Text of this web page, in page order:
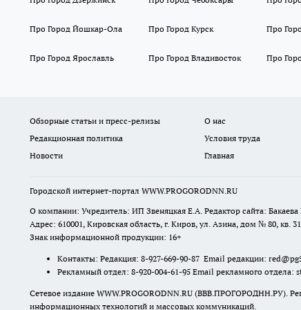
Про Город Йошкар-Ола Про Город Курск Про
Про Город Ярославль Про Город Владивосток Про
Обзорные статьи и пресс-релизы О нас
Редакционная политика
Условия труда
Новости
Главная
Городской интернет-портал WWW.PROGORODNN.RU
О компании: Учредитель: ИП Звеняцкая Е.А. Редактор сайта:
Адрес: 610001, Кировская область, г. Киров, ул. Азина, дом № 80, кв. 31
Знак информационной продукции: 16+
Контакты: Редакция: 8-927-669-90-87 Email редакции:
Рекламный отдел: 8-920-004-61-95 Email рекламного отдела:
Сетевое издание WWW.PROGORODNN.RU (ВВВ.ПРОГОРОДНН.РУ).
информационных технологий и массовых коммуникаций.